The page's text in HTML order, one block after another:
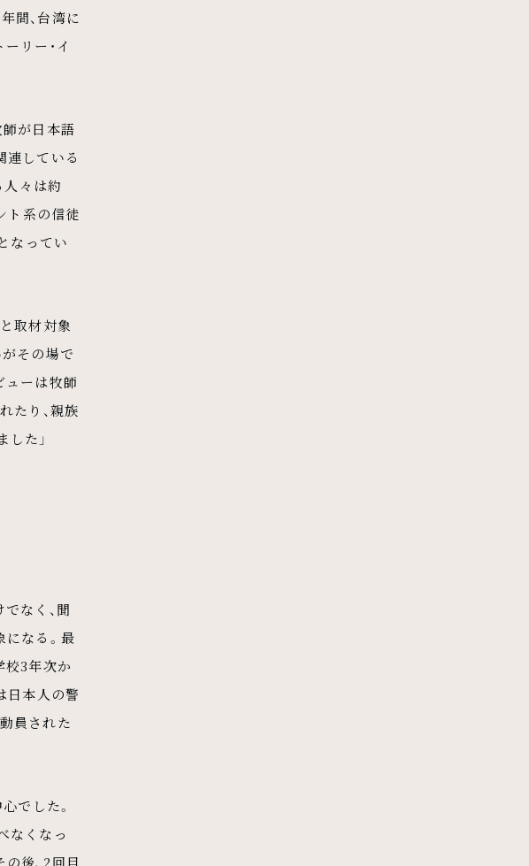
間、台湾に
リー・イ
が日本語
連している
々は約
ト系の信徒
なってい
取材対象
その場で
ューは牧師
たり、親族
た」
なく、聞
なる。最
校3年次か
日本人の警
員された
でした。
なくなっ
後、2回目